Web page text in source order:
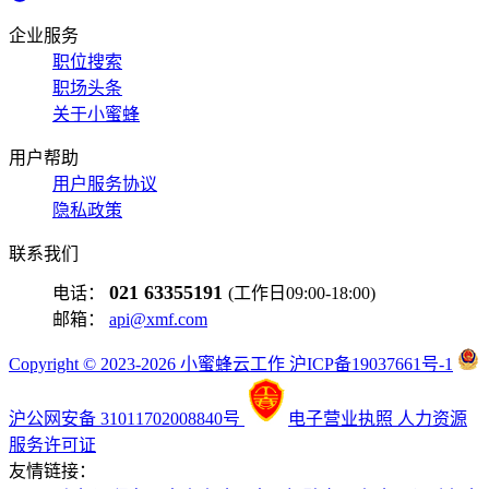
企业服务
职位搜索
职场头条
关于小蜜蜂
用户帮助
用户服务协议
隐私政策
联系我们
电话： 021 63355191 (工作日09:00-18:00)
邮箱： api@xmf.com
Copyright © 2023-2026 小蜜蜂云工作 沪ICP备19037661号-1
沪公网安备 31011702008840号 电子营业执照 人力资源
服务许可证
友情链接：